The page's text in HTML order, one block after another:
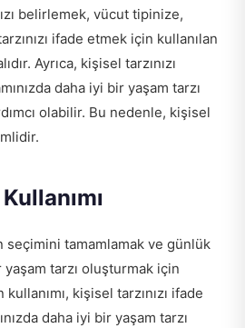
belirlemek, vücut tipinize,
ifade etmek için kullanılan
Ayrıca, kişisel tarzınızı
daha iyi bir yaşam tarzı
olabilir. Bu nedenle, kişisel
seçimini tamamlamak ve günlük
yaşam tarzı oluşturmak için
kişisel tarzınızı ifade
daha iyi bir yaşam tarzı